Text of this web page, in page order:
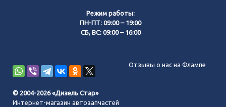
Режим работы:
ПН-ПТ: 09:00 – 19:00
СБ, ВС: 09:00 – 16:00
Отзывы о нас на Флампе
© 2004-2026 «Дизель Стар»
Интернет-магазин автозапчастей